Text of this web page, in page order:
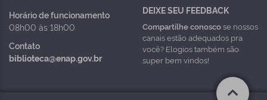
Horário de funcionamento
08h00 às 18h00
Contato
biblioteca@enap.gov.br
DEIXE SEU FEEDBACK
Compartilhe conoscose nossos
canais estão adequados pra
você? Elogios também são
super bem vindos!